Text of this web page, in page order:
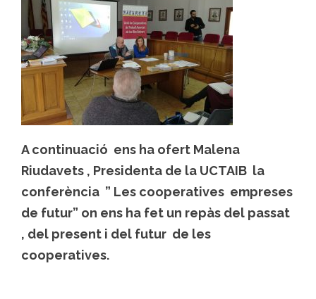
A continuació ens ha ofert Malena
Riudavets , Presidenta de la UCTAIB la
conferència ” Les cooperatives empreses
de futur” on ens ha fet un repàs del passat
, del present i del futur de les
cooperatives.